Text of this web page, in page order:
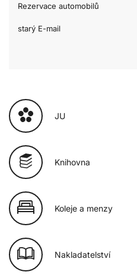
Rezervace automobilů
starý E-mail
JU
Knihovna
Koleje a menzy
Nakladatelství